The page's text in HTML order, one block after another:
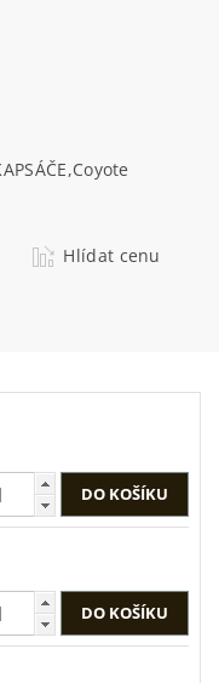
,Coyote
Hlídat cenu